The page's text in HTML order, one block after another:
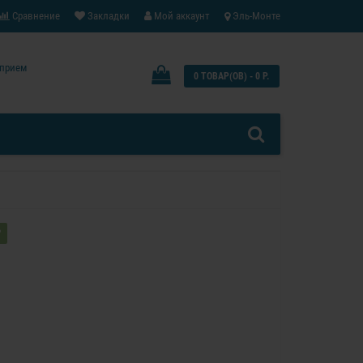
Эль-Монте
Мой аккаунт
Закладки
Сравнение
0 ТОВАР(ОВ) - 0 Р.